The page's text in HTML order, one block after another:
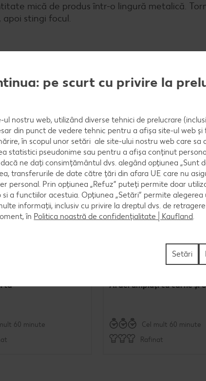
mică de produs într-o lingură metalică.
apoi stingi focul.
Le pui pe o tavă metalică și torni câte puțin
etichetezi și le depozitezi în cămară.
60 minute
Ardei umpluți cu carne și
Cel mult 60 minute
Rafinat
pe scurt cu privire la
ul nostru web, utilizând diverse tehnici de prelucrare
din punct de vedere tehnic pentru a afișa site-ul web și
în scopul unor setări ale site-ului nostru web care sa
statistici pseudonime sau pentru a afișa conținut
ne dați consimțământul dvs. alegând opțiunea „Sunt
transferurile de date către țări din afara UE care nu
personal. Prin opțiunea „Refuz” puteți permite doar
a functiilor acestuia. Opțiunea „Setări” permite alegerea
informații, inclusiv cu privire la dreptul dvs. de
în Politica noastră de confidențialitate | Kaufland.
Setări